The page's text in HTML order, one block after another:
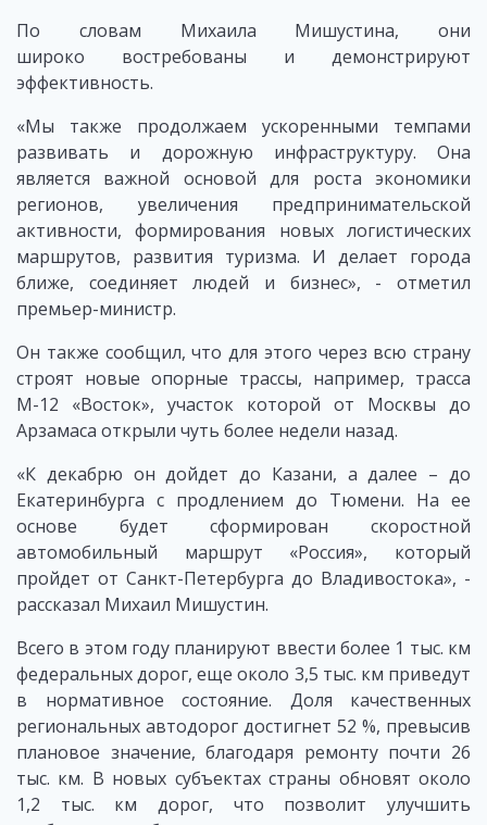
По словам Михаила Мишустина, они
широко востребованы и демонстрируют
эффективность.
«Мы также продолжаем ускоренными темпами
развивать и дорожную инфраструктуру. Она
является важной основой для роста экономики
регионов, увеличения предпринимательской
активности, формирования новых логистических
маршрутов, развития туризма. И делает города
ближе, соединяет людей и бизнес», - отметил
премьер-министр.
Он также сообщил, что для этого через всю страну
строят новые опорные трассы, например, трасса
М-12 «Восток», участок которой от Москвы до
Арзамаса открыли чуть более недели назад.
«К декабрю он дойдет до Казани, а далее – до
Екатеринбурга с продлением до Тюмени. На ее
основе будет сформирован скоростной
автомобильный маршрут «Россия», который
пройдет от Санкт-Петербурга до Владивостока», -
рассказал Михаил Мишустин.
Всего в этом году планируют ввести более 1 тыс. км
федеральных дорог, еще около 3,5 тыс. км приведут
в нормативное состояние. Доля качественных
региональных автодорог достигнет 52 %, превысив
плановое значение, благодаря ремонту почти 26
тыс. км. В новых субъектах страны обновят около
1,2 тыс. км дорог, что позволит улучшить